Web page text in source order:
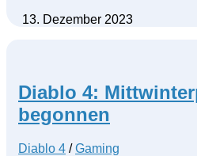
13. Dezember 2023
Diablo 4:
begonnen
Diablo 4 /Gaming